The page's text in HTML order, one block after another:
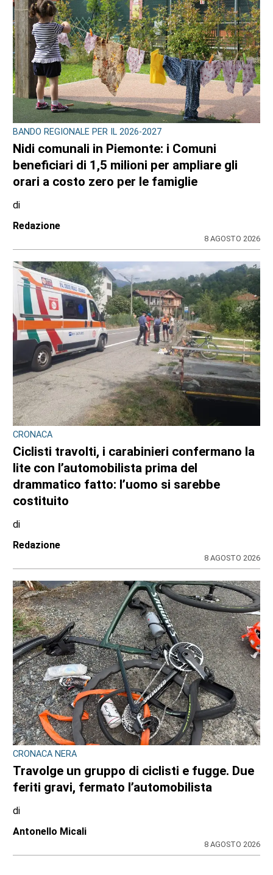
BANDO REGIONALE PER IL 2026-2027
Nidi comunali in Piemonte: i Comuni
beneficiari di 1,5 milioni per ampliare gli
orari a costo zero per le famiglie
di
Redazione
8 AGOSTO 2026
CRONACA
Ciclisti travolti, i carabinieri confermano la
lite con l’automobilista prima del
drammatico fatto: l’uomo si sarebbe
costituito
di
Redazione
8 AGOSTO 2026
CRONACA NERA
Travolge un gruppo di ciclisti e fugge. Due
feriti gravi, fermato l’automobilista
di
Antonello Micali
8 AGOSTO 2026